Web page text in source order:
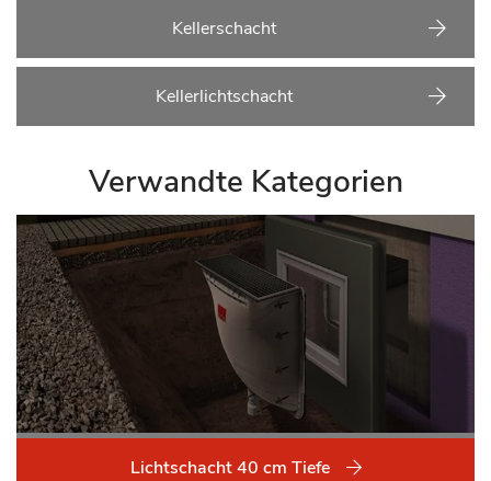
Kellerschacht
Kellerlichtschacht
Verwandte Kategorien
Lichtschacht 40 cm Tiefe